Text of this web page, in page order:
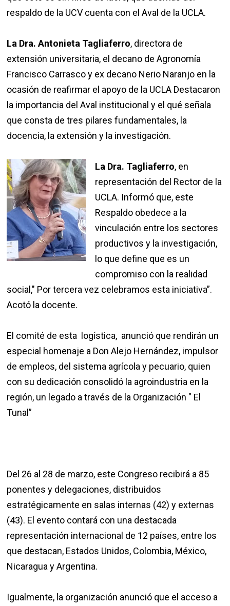
respaldo de la UCV cuenta con el Aval de la UCLA.
La Dra. Antonieta Tagliaferro, directora de
extensión universitaria, el decano de Agronomía
Francisco Carrasco y ex decano Nerio Naranjo en la
ocasión de reafirmar el apoyo de la UCLA Destacaron
la importancia del Aval institucional y el qué señala
que consta de tres pilares fundamentales, la
docencia, la extensión y la investigación.
La Dra. Tagliaferro, en
representación del Rector de la
UCLA. Informó que, este
Respaldo obedece a la
vinculación entre los sectores
productivos y la investigación,
lo que define que es un
compromiso con la realidad
social," Por tercera vez celebramos esta iniciativa”.
Acotó la docente.
El comité de esta logística, anunció que rendirán un
especial homenaje a Don Alejo Hernández, impulsor
de empleos, del sistema agrícola y pecuario, quien
con su dedicación consolidó la agroindustria en la
región, un legado a través de la Organización " El
Tunal”
Del 26 al 28 de marzo, este Congreso recibirá a 85
ponentes y delegaciones, distribuidos
estratégicamente en salas internas (42) y externas
(43). El evento contará con una destacada
representación internacional de 12 países, entre los
que destacan, Estados Unidos, Colombia, México,
Nicaragua y Argentina.
Igualmente, la organización anunció que el acceso a